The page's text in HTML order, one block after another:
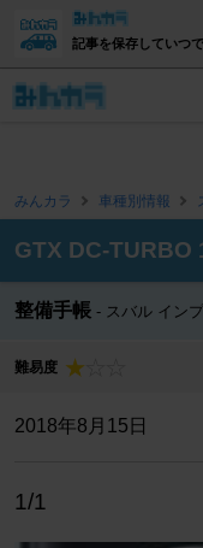
記事を保存していつ
みんカラ 車種別情報
GTX DC-TURBO
整備手帳 スバル イン
難易度
2018年8月15日
1/1